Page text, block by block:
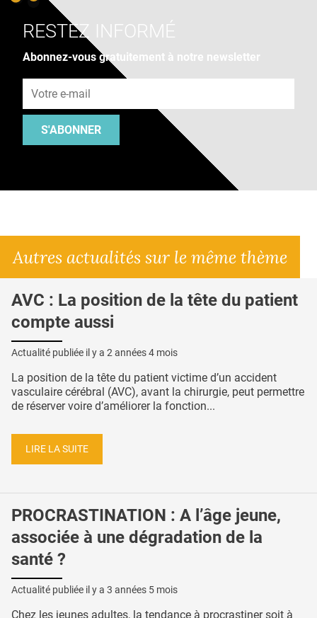
RESTEZ INFORMÉ
Abonnez-vous gratuitement à notre newsletter
S'ABONNER
Autres actualités sur le même thème
AVC : La position de la tête du patient
compte aussi
Actualité publiée il y a 2 années 4 mois
La position de la tête du patient victime d’un accident
vasculaire cérébral (AVC), avant la chirurgie, peut permettre
de réserver voire d’améliorer la fonction...
LIRE LA SUITE
PROCRASTINATION : A l’âge jeune,
associée à une dégradation de la
santé ?
Actualité publiée il y a 3 années 5 mois
Chez les jeunes adultes, la tendance à procrastiner soit à